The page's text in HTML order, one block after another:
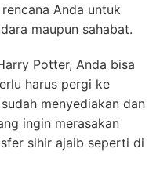
Anda untuk
maupun sahabat.
Potter, Anda bisa
harus pergi ke
menyediakan dan
ingin merasakan
sihir ajaib seperti di